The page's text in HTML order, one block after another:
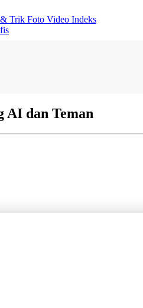
Trik Foto Video Indeks
AI dan Teman